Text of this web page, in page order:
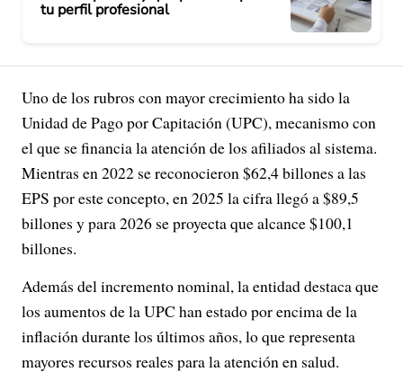
tu perfil profesional
Uno de los rubros con mayor crecimiento ha sido la
Unidad de Pago por Capitación (UPC), mecanismo con
el que se financia la atención de los afiliados al sistema.
Mientras en 2022 se reconocieron $62,4 billones a las
EPS por este concepto, en 2025 la cifra llegó a $89,5
billones y para 2026 se proyecta que alcance $100,1
billones.
Además del incremento nominal, la entidad destaca que
los aumentos de la UPC han estado por encima de la
inflación durante los últimos años, lo que representa
mayores recursos reales para la atención en salud.